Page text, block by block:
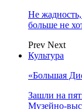
Не
больше не
Prev Next
Культура
«Большая
Зашли на
Музейно-